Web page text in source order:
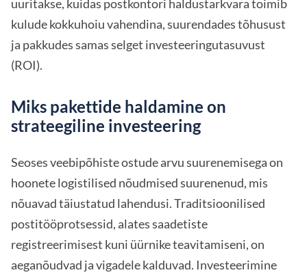
uuritakse, kuidas postkontori haldustarkvara toimib
kulude kokkuhoiu vahendina, suurendades tõhusust
ja pakkudes samas selget investeeringutasuvust
(ROI).
Miks pakettide haldamine on
strateegiline investeering
Seoses veebipõhiste ostude arvu suurenemisega on
hoonete logistilised nõudmised suurenenud, mis
nõuavad täiustatud lahendusi. Traditsioonilised
postitööprotsessid, alates saadetiste
registreerimisest kuni üürnike teavitamiseni, on
aeganõudvad ja vigadele kalduvad. Investeerimine